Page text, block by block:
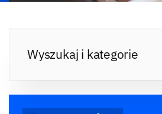
Wyszukaj i kategorie